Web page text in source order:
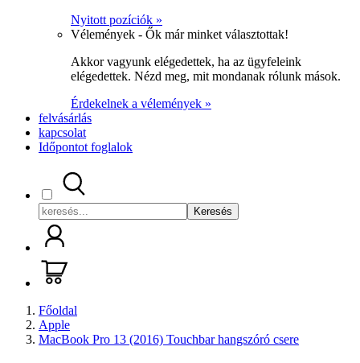
Nyitott pozíciók »
Vélemények - Ők már minket választottak!
Akkor vagyunk elégedettek, ha az ügyfeleink
elégedettek. Nézd meg, mit mondanak rólunk mások.
Érdekelnek a vélemények »
felvásárlás
kapcsolat
Időpontot foglalok
Keresés
Főoldal
Apple
MacBook Pro 13 (2016) Touchbar hangszóró csere